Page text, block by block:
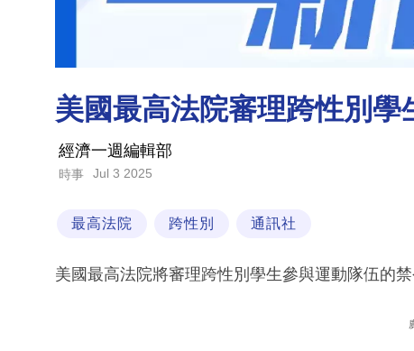
美國最高法院審理跨性別學
經濟一週編輯部
時事 Jul 3 2025
最高法院 跨性別 通訊社
美國最高法院將審理跨性別學生參與運動隊伍的